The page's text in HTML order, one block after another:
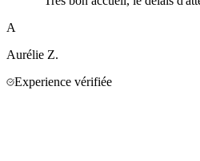
A
Aurélie Z.
Experience vérifiée